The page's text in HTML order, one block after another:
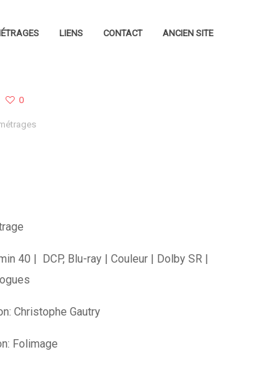
LIENS CONTACT ANCIEN SITE
0
40 | DCP, Blu-ray | Couleur | Dolby SR |
Christophe Gautry
Folimage